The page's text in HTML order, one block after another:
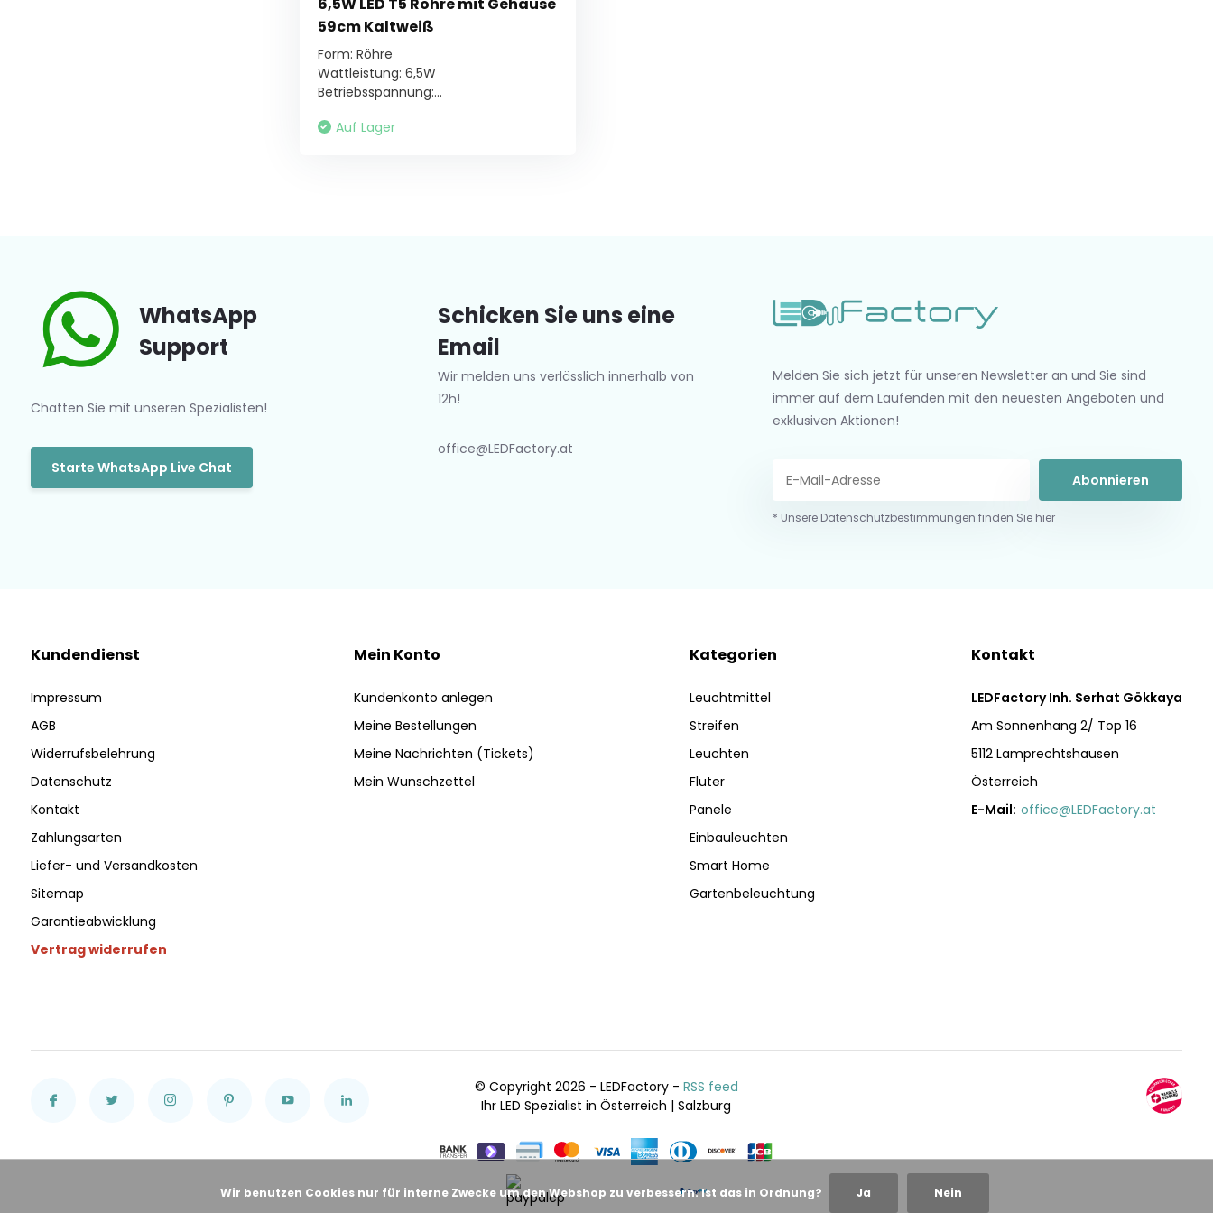
59cm Kaltweiß
Form: Röhre
Wattleistung: 6,5W
Betriebsspannung:...
Auf Lager
WhatsApp
Support
Chatten Sie mit unseren Spezialisten!
Starte WhatsApp Live Chat
Schicken Sie uns eine
Email
Wir melden uns verlässlich innerhalb von
12h!
office@LEDFactory.at
Melden Sie sich jetzt für unseren Newsletter an und Sie sind
immer auf dem Laufenden mit den neuesten Angeboten und
exklusiven Aktionen!
Abonnieren
* Unsere Datenschutzbestimmungen finden Sie hier
Kundendienst
Impressum
AGB
Widerrufsbelehrung
Datenschutz
Kontakt
Zahlungsarten
Liefer- und Versandkosten
Sitemap
Garantieabwicklung
Vertrag widerrufen
Mein Konto
Kundenkonto anlegen
Meine Bestellungen
Meine Nachrichten (Tickets)
Mein Wunschzettel
Kategorien
Leuchtmittel
Streifen
Leuchten
Fluter
Panele
Einbauleuchten
Smart Home
Gartenbeleuchtung
Kontakt
LEDFactory Inh. Serhat Gökkaya
Am Sonnenhang 2/ Top 16
5112 Lamprechtshausen
Österreich
E-Mail: office@LEDFactory.at
© Copyright 2026 - LEDFactory - RSS feed
Ihr LED Spezialist in Österreich | Salzburg
Wir benutzen Cookies nur für interne Zwecke um den Webshop zu verbessern. Ist das in Ordnung? Ja Nein